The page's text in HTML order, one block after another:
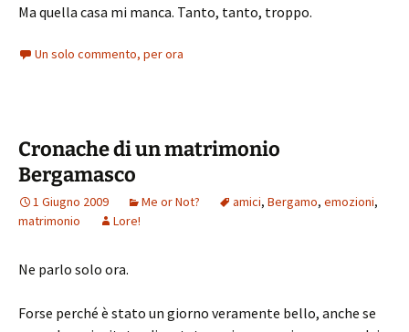
Ma quella casa mi manca. Tanto, tanto, troppo.
Un solo commento, per ora
Cronache di un matrimonio
Bergamasco
1 Giugno 2009 Me or Not? amici, Bergamo, emozioni,
matrimonio
Lore!
Ne parlo solo ora.
Forse perché è stato un giorno veramente bello, anche se